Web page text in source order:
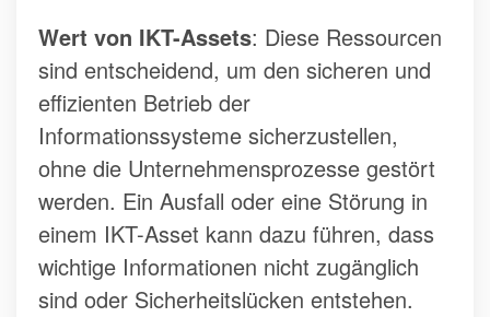
Wert von IKT-Assets: Diese Ressourcen
sind entscheidend, um den sicheren und
effizienten Betrieb der
Informationssysteme sicherzustellen,
ohne die Unternehmensprozesse gestört
werden. Ein Ausfall oder eine Störung in
einem IKT-Asset kann dazu führen, dass
wichtige Informationen nicht zugänglich
sind oder Sicherheitslücken entstehen.